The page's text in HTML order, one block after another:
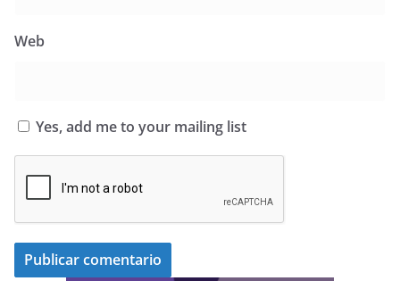
Web
Yes, add me to your mailing list